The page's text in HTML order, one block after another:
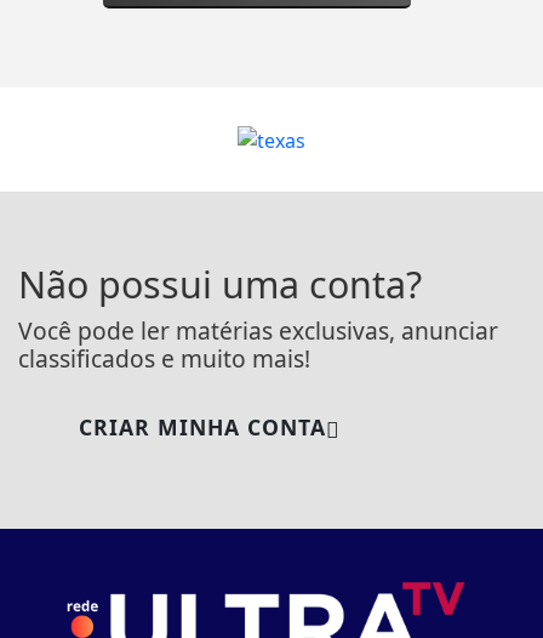
Não possui uma conta?
Você pode ler matérias exclusivas, anunciar
classificados e muito mais!
CRIAR MINHA CONTA